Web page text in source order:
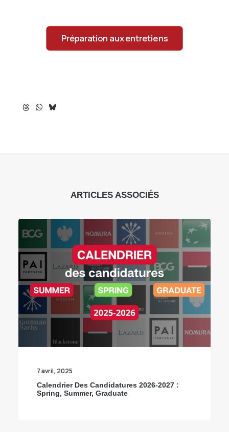
Préparation aux entretiens
ARTICLES ASSOCIÉS
7 avril, 2025
Calendrier Des Candidatures 2026-2027 :
Spring, Summer, Graduate